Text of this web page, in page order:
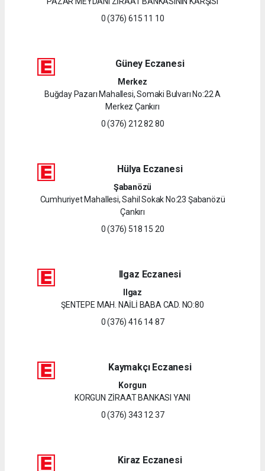
0 (376) 615 11 10
Güney Eczanesi
Merkez
Buğday Pazarı Mahallesi, Somaki Bulvarı No:22 A
Merkez Çankırı
0 (376) 212 82 80
Hülya Eczanesi
Şabanözü
Cumhuriyet Mahallesi, Sahil Sokak No:23 Şabanözü
Çankırı
0 (376) 518 15 20
Ilgaz Eczanesi
Ilgaz
ŞENTEPE MAH. NAİLİ BABA CAD. NO:80
0 (376) 416 14 87
Kaymakçı Eczanesi
Korgun
KORGUN ZİRAAT BANKASI YANI
0 (376) 343 12 37
Kiraz Eczanesi